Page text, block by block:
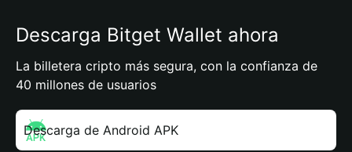
Descarga Bitget Wallet ahora
La billetera cripto más segura, con la confianza de
40 millones de usuarios
Descarga de Android APK